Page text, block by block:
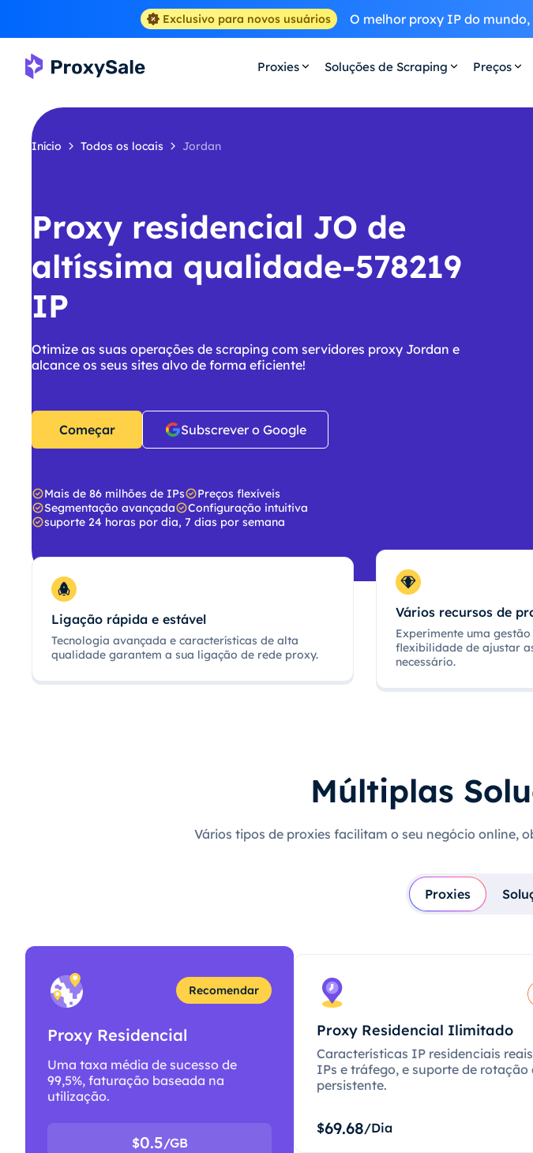
Exclusivo para novos usuários O melhor proxy IP do mundo,
Proxies Soluções de Scraping Preços
Início Todos os locais Jordan
Proxy residencial JO de
altíssima qualidade-578219
IP
Otimize as suas operações de scraping com servidores proxy Jordan e
alcance os seus sites alvo de forma eficiente!
Começar Subscrever o Google
Mais de 86 milhões de IPs
Preços flexíveis
Segmentação avançada
Configuração intuitiva
suporte 24 horas por dia, 7 dias por semana
Ligação rápida e estável
Tecnologia avançada e características de alta
qualidade garantem a sua ligação de rede proxy.
Vários recursos de
Experimente uma
flexibilidade de ajustar
necessário.
Múltiplas
Vários tipos de proxies facilitam o seu negócio online,
Proxies
Recomendar
Proxy Residencial
Uma taxa média de sucesso de
99,5%, faturação baseada na
utilização.
$0.5/GB
Proxy Residencial Ilimitado
Características IP residenciais
IPs e tráfego, e suporte de rotação
persistente.
$69.68/Dia